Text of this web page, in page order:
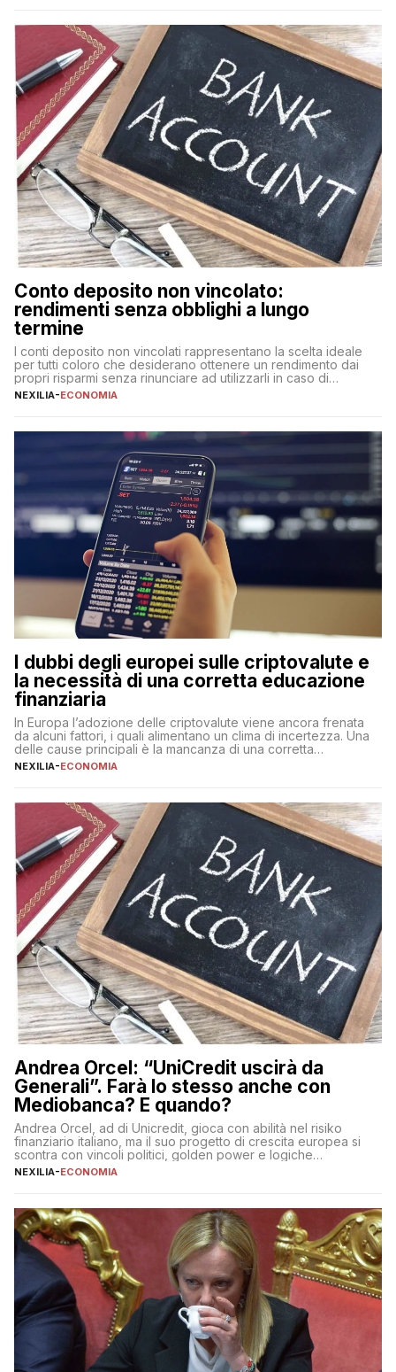
fare se non […]
Conto deposito non vincolato:
rendimenti senza obblighi a lungo
termine
I conti deposito non vincolati rappresentano la scelta ideale
per tutti coloro che desiderano ottenere un rendimento dai
propri risparmi senza rinunciare ad utilizzarli in caso di
necessità. A differenza delle forme vincolate tradizionali,
flessibilità e rendimento. Come funzionano […]
NEXILIA-ECONOMIA
I dubbi degli europei sulle criptovalute e
la necessità di una corretta educazione
finanziaria
In Europa l’adozione delle criptovalute viene ancora frenata
da alcuni fattori, i quali alimentano un clima di incertezza. Una
delle cause principali è la mancanza di una corretta
educazione finanziaria, che impedisce ad una larga parte della
sulle criptovalute: […]
NEXILIA-ECONOMIA
Andrea Orcel: “UniCredit uscirà da
Generali”. Farà lo stesso anche con
Mediobanca? E quando?
Andrea Orcel, ad di Unicredit, gioca con abilità nel risiko
finanziario italiano, ma il suo progetto di crescita europea si
scontra con vincoli politici, golden power e logiche
protezionistiche. Orcel e la mossa su Generali Andrea Orcel,
NEXILIA-ECONOMIA